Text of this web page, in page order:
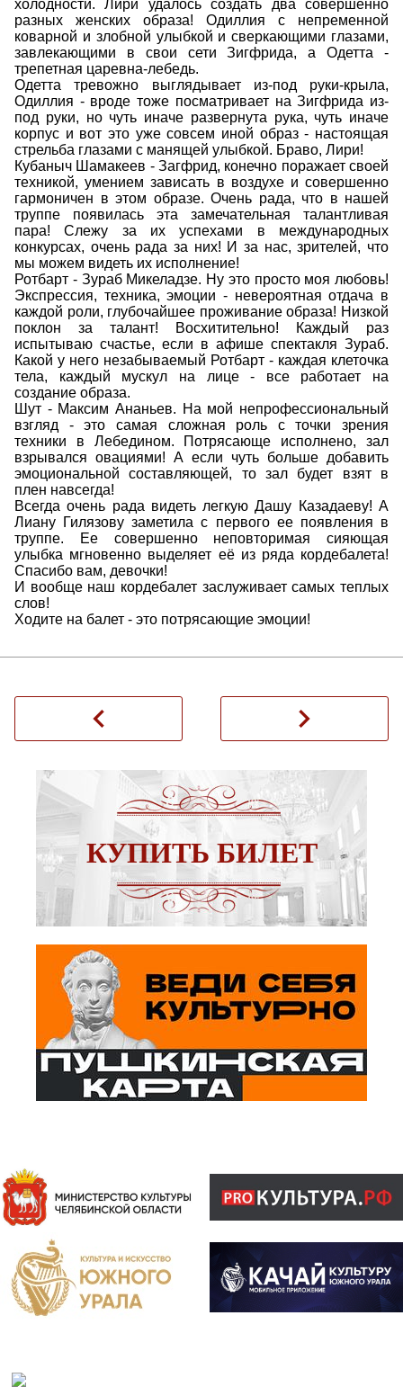
холодности. Лири удалось создать два совершенно
разных женских образа! Одиллия с непременной
коварной и злобной улыбкой и сверкающими глазами,
завлекающими в свои сети Зигфрида, а Одетта -
трепетная царевна-лебедь.
Одетта тревожно выглядывает из-под руки-крыла,
Одиллия - вроде тоже посматривает на Зигфрида из-
под руки, но чуть иначе развернута рука, чуть иначе
корпус и вот это уже совсем иной образ - настоящая
стрельба глазами с манящей улыбкой. Браво, Лири!
Кубаныч Шамакеев - Загфрид, конечно поражает своей
техникой, умением зависать в воздухе и совершенно
гармоничен в этом образе. Очень рада, что в нашей
труппе появилась эта замечательная талантливая
пара! Слежу за их успехами в международных
конкурсах, очень рада за них! И за нас, зрителей, что
мы можем видеть их исполнение!
Ротбарт - Зураб Микеладзе. Ну это просто моя любовь!
Экспрессия, техника, эмоции - невероятная отдача в
каждой роли, глубочайшее проживание образа! Низкой
поклон за талант! Восхитительно! Каждый раз
испытываю счастье, если в афише спектакля Зураб.
Какой у него незабываемый Ротбарт - каждая клеточка
тела, каждый мускул на лице - все работает на
создание образа.
Шут - Максим Ананьев. На мой непрофессиональный
взгляд - это самая сложная роль с точки зрения
техники в Лебедином. Потрясающе исполнено, зал
взрывался овациями! А если чуть больше добавить
эмоциональной составляющей, то зал будет взят в
плен навсегда!
Всегда очень рада видеть легкую Дашу Казадаеву! А
Лиану Гилязову заметила с первого ее появления в
труппе. Ее совершенно неповторимая сияющая
улыбка мгновенно выделяет её из ряда кордебалета!
Спасибо вам, девочки!
И вообще наш кордебалет заслуживает самых теплых
слов!
Ходите на балет - это потрясающие эмоции!
navigate_before navigate_next
КУПИТЬ БИЛЕТ